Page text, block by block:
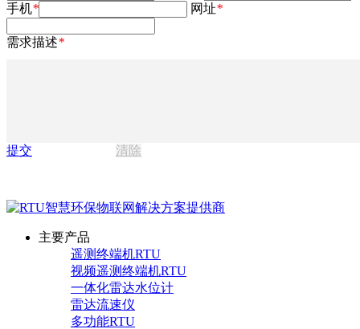
手机* 网址*
需求描述*
提交 清除
主要产品
遥测终端机RTU
视频遥测终端机RTU
一体化雷达水位计
雷达流速仪
多功能RTU